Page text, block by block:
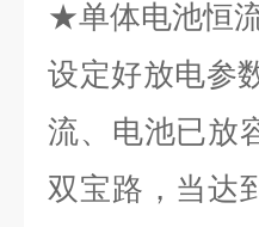
★单体电池恒
设定好放电参
流、电池已放
双宝路， 当达